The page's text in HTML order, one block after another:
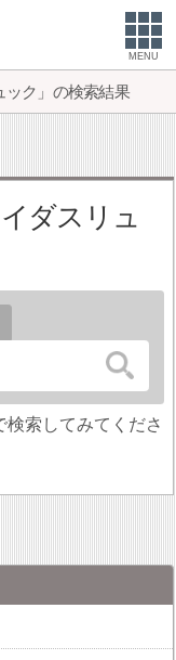
MENU
ック」の検索結果
ダスリュ
索してみてくださ